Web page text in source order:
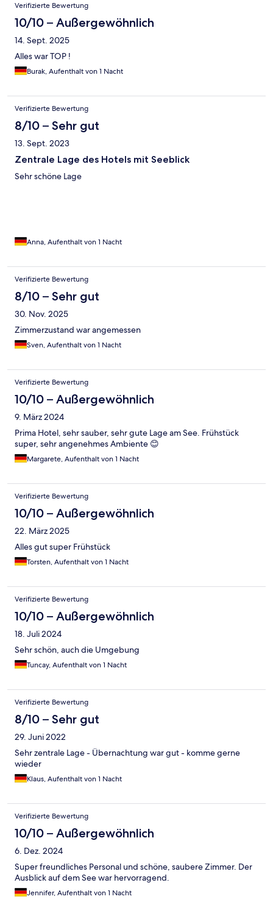
Verifizierte Bewertung
10/10 – Außergewöhnlich
14. Sept. 2025
Alles war TOP !
Burak, Aufenthalt von 1 Nacht
Verifizierte Bewertung
8/10 – Sehr gut
13. Sept. 2023
Zentrale Lage des Hotels mit Seeblick
Sehr schöne Lage
Anna, Aufenthalt von 1 Nacht
Verifizierte Bewertung
8/10 – Sehr gut
30. Nov. 2025
Zimmerzustand war angemessen
Sven, Aufenthalt von 1 Nacht
Verifizierte Bewertung
10/10 – Außergewöhnlich
9. März 2024
Prima Hotel, sehr sauber, sehr gute Lage am See. Frühstück
super, sehr angenehmes Ambiente 😊
Margarete, Aufenthalt von 1 Nacht
Verifizierte Bewertung
10/10 – Außergewöhnlich
22. März 2025
Alles gut super Frühstück
Torsten, Aufenthalt von 1 Nacht
Verifizierte Bewertung
10/10 – Außergewöhnlich
18. Juli 2024
Sehr schön, auch die Umgebung
Tuncay, Aufenthalt von 1 Nacht
Verifizierte Bewertung
8/10 – Sehr gut
29. Juni 2022
Sehr zentrale Lage - Übernachtung war gut - komme gerne
wieder
Klaus, Aufenthalt von 1 Nacht
Verifizierte Bewertung
10/10 – Außergewöhnlich
6. Dez. 2024
Super freundliches Personal und schöne, saubere Zimmer. Der
Ausblick auf dem See war hervorragend.
Jennifer, Aufenthalt von 1 Nacht